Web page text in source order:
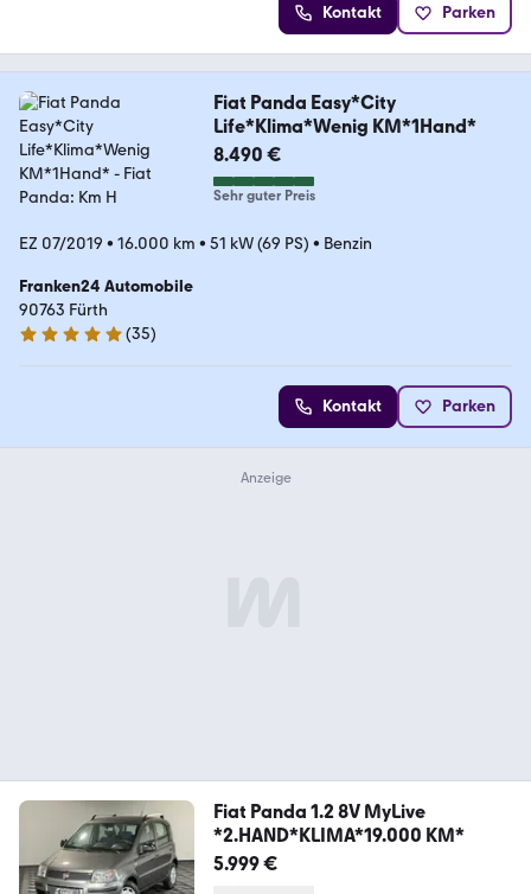
Kontakt Parken
Fiat Panda Easy*City
Life*Klima*Wenig KM*1Hand*
8.490 €
Sehr guter Preis
EZ 07/2019 • 16.000 km • 51 kW (69 PS) • Benzin
Franken24 Automobile
90763 Fürth
4.8 Sterne
(35)
Kontakt Parken
Fiat Panda 1.2 8V MyLive
*2.HAND*KLIMA*19.000 KM*
5.999 €